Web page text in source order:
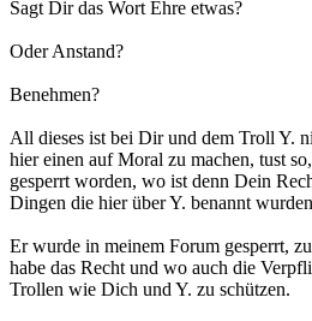
Sagt Dir das Wort Ehre etwas?
Oder Anstand?
Benehmen?
All dieses ist bei Dir und dem Troll Y.
hier einen auf Moral zu machen, tust
gesperrt worden, wo ist denn Dein
Dingen die hier über Y. benannt
Er wurde in meinem Forum gesperrt,
habe das Recht und wo auch die
Trollen wie Dich und Y. zu schützen.